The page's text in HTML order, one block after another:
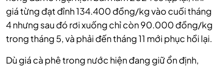
giá từng đạt đỉnh 134.400 đồng/kg vào cuối tháng
4 nhưng sau đó rơi xuống chỉ còn 90.000 đồng/kg
trong tháng 5, và phải đến tháng 11 mới phục hồi lại.
Dù giá cà phê trong nước hiện đang giữ ổn định,